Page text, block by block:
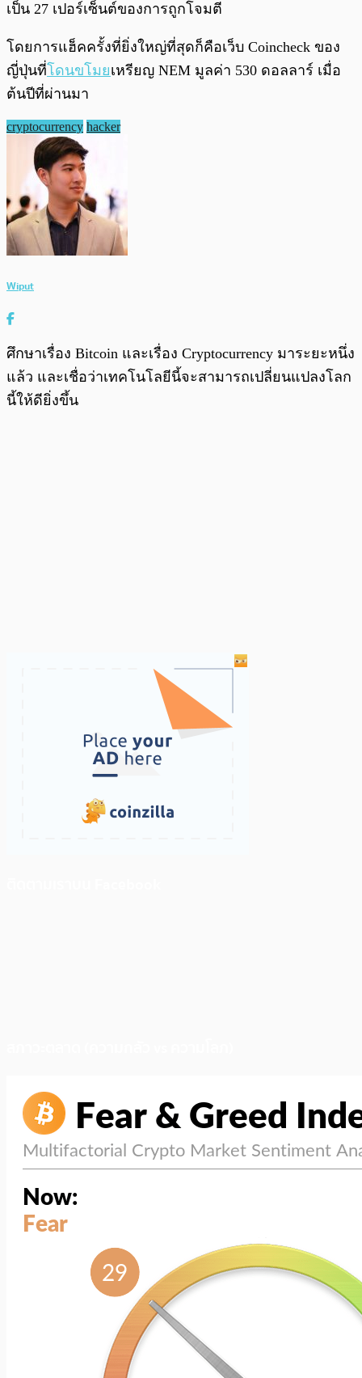
เป็น 27 เปอร์เซ็นต์ของการถูกโจมตี
โดยการแฮ็คครั้งที่ยิ่งใหญ่ที่สุดก็คือเว็บ Coincheck ของ
ญี่ปุ่นที่โดนขโมยเหรียญ NEM มูลค่า 530 ดอลลาร์ เมื่อ
ต้นปีที่ผ่านมา
cryptocurrency hacker
Wiput
ศึกษาเรื่อง Bitcoin และเรื่อง Cryptocurrency มาระยะหนึ่ง
แล้ว และเชื่อว่าเทคโนโลยีนี้จะสามารถเปลี่ยนแปลงโลก
นี้ให้ดียิ่งขึ้น